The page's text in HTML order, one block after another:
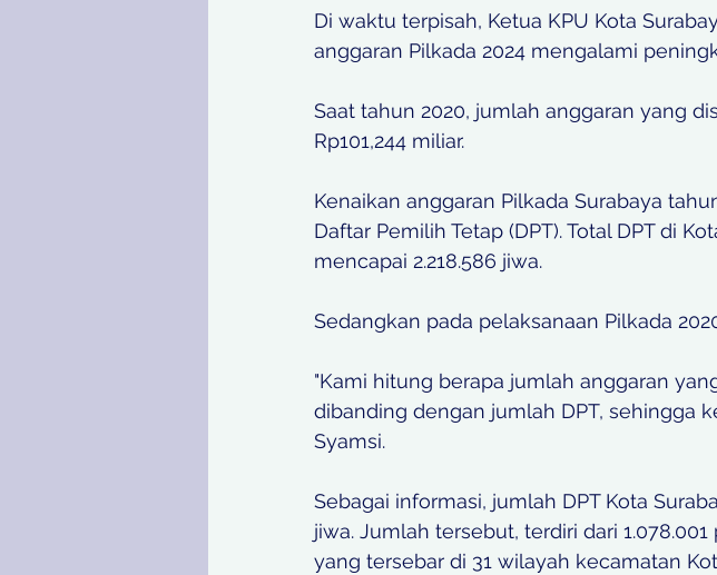
Di waktu terpisah, Ketua KPU Kota
anggaran Pilkada 2024 mengalami
Saat tahun 2020, jumlah anggaran yang
Rp101,244 miliar.
Kenaikan anggaran Pilkada Surabaya
Daftar Pemilih Tetap (DPT). Total DPT di
mencapai 2.218.586 jiwa.
Sedangkan pada pelaksanaan Pilkada
"Kami hitung berapa jumlah anggaran
dibanding dengan jumlah DPT, sehingga
Syamsi.
Sebagai informasi, jumlah DPT Kota
jiwa. Jumlah tersebut, terdiri dari
yang tersebar di 31 wilayah kecamatan